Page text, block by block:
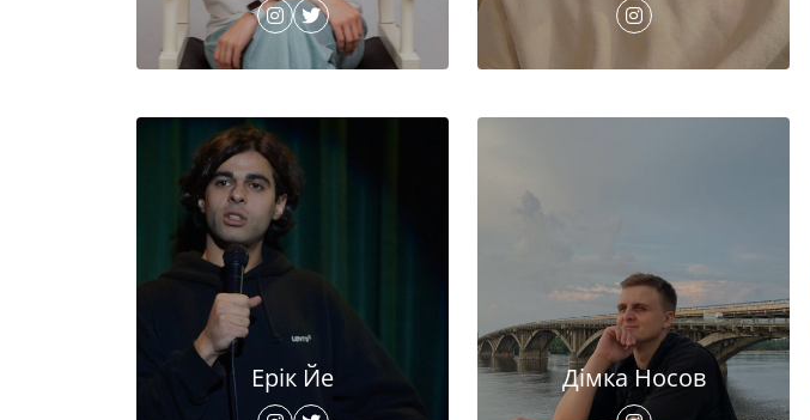
Ерік Йе Дімка Носов